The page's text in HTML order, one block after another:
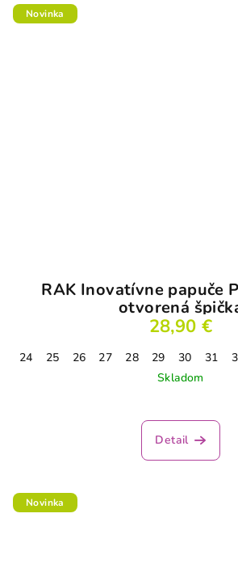
Novinka
RAK Inovatívne papuče
otvorená
28,90 €
24 25 26 27 28 29 30 31
Skladom
Detail
Novinka